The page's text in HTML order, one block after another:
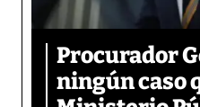
Procurador
ningún caso